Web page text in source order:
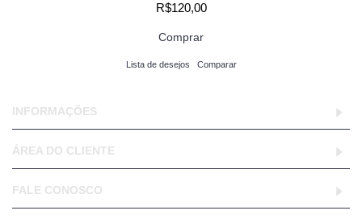
R$120,00
Comprar
Lista de desejos Comparar
INFORMAÇÕES
ÁREA DO CLIENTE
FALE CONOSCO